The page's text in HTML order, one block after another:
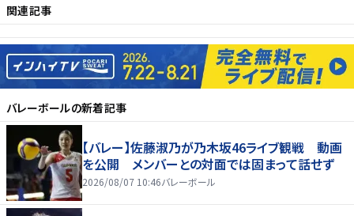
関連記事
バレーボールの新着記事
【バレー】佐藤淑乃が乃木坂46ライブ観戦 動画
を公開 メンバーとの対面では固まって話せず
2026/08/07 10:46バレーボール